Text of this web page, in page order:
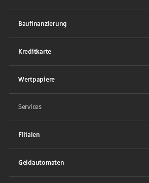
Baufinanzierung
Kreditkarte
Wertpapiere
Services
Filialen
Geldautomaten